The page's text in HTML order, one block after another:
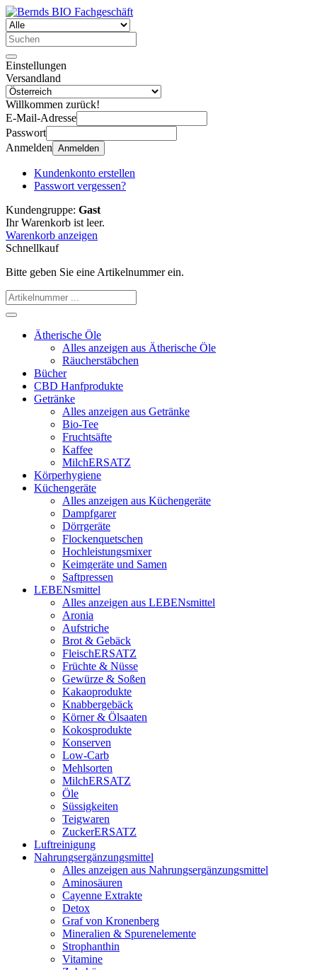
Einstellungen
Versandland
Willkommen zurück!
E-Mail-Adresse
Passwort
Anmelden Anmelden
Kundenkonto erstellen
Passwort vergessen?
Kundengruppe: Gast
Ihr Warenkorb ist leer.
Warenkorb anzeigen
Schnellkauf
Bitte geben Sie eine Artikelnummer ein.
Ätherische Öle
Alles anzeigen aus Ätherische Öle
Räucherstäbchen
Bücher
CBD Hanfprodukte
Getränke
Alles anzeigen aus Getränke
Bio-Tee
Fruchtsäfte
Kaffee
MilchERSATZ
Körperhygiene
Küchengeräte
Alles anzeigen aus Küchengeräte
Dampfgarer
Dörrgeräte
Flockenquetschen
Hochleistungsmixer
Keimgeräte und Samen
Saftpressen
LEBENsmittel
Alles anzeigen aus LEBENsmittel
Aronia
Aufstriche
Brot & Gebäck
FleischERSATZ
Früchte & Nüsse
Gewürze & Soßen
Kakaoprodukte
Knabbergebäck
Körner & Ölsaaten
Kokosprodukte
Konserven
Low-Carb
Mehlsorten
MilchERSATZ
Öle
Süssigkeiten
Teigwaren
ZuckerERSATZ
Luftreinigung
Nahrungsergänzungsmittel
Alles anzeigen aus Nahrungsergänzungsmittel
Aminosäuren
Cayenne Extrakte
Detox
Graf von Kronenberg
Mineralien & Spurenelemente
Strophanthin
Vitamine